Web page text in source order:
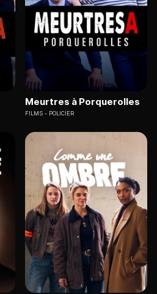
Meurtres à Porquerolles
FILMS POLICIER